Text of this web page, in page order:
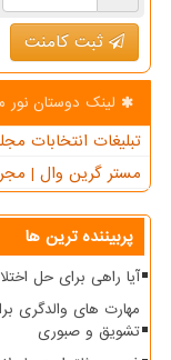
ثبت کامنت
لینک دوستان نور
تبلیغات انتخابات
مستر گرین وال |
پربیننده ترین ها
آیا راهی برای حل
مهارت های والدگری
تشویق و صبوری